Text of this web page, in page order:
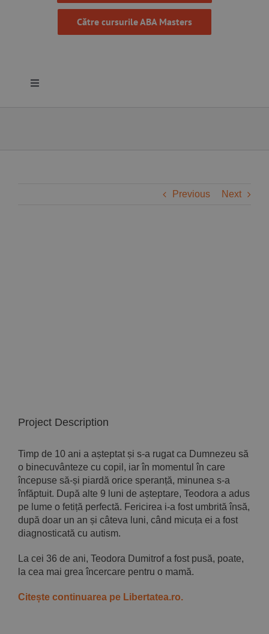
Către cursurile ABA Masters
Toggle
Previous Next
Project Description
Timp de 10 ani a așteptat și s-a rugat ca Dumnezeu să
o binecuvânteze cu copil, iar în momentul în care
începuse să-și piardă orice speranță, minunea s-a
înfăptuit. După alte 9 luni de așteptare, Teodora a adus
pe lume o fetiță perfectă. Fericirea i-a fost umbrită însă,
după doar un an și câteva luni, când micuța ei a fost
diagnosticată cu autism.
La cei 36 de ani, Teodora Dumitrof a fost pusă, poate,
la cea mai grea încercare pentru o mamă.
Citește continuarea pe Libertatea.ro.